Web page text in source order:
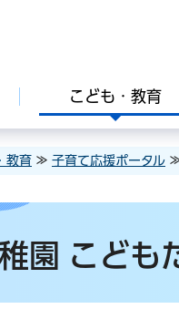
こども・教育
教育 ≫ 子育て応援ポータル
園 こども